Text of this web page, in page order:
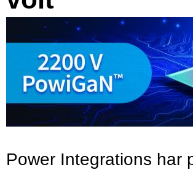
Power Integrations har